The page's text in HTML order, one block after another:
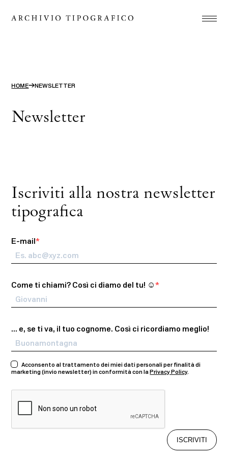
Store
search
HOME→NEWSLETTER
Newsletter
Iscriviti alla nostra newsletter
tipografica
E-mail
Come ti chiami? Così ci diamo del tu! ☺️​
… e, se ti va, il tuo cognome. Così ci ricordiamo meglio!
Acconsento al trattamento dei miei dati personali per finalità di
marketing (invio newsletter) in conformità con laPrivacy Policy.
ISCRIVITI